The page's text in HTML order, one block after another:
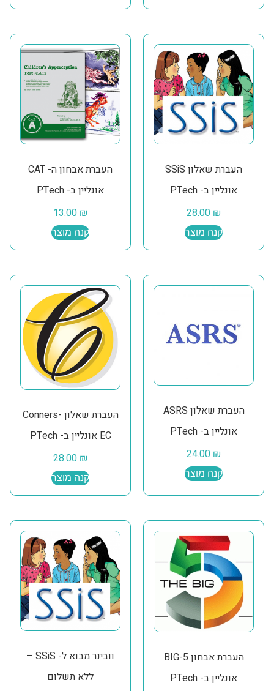
העברת שאלון SSiS
אונליין ב- PTech
28.00 ₪
קנה מוצר
העברת אבחון ה- CAT
אונליין ב- PTech
13.00 ₪
קנה מוצר
העברת שאלון ASRS
אונליין ב- PTech
24.00 ₪
קנה מוצר
העברת שאלון Conners-
EC אונליין ב- PTech
28.00 ₪
קנה מוצר
העברת אבחון BIG-5
אונליין ב- PTech
וובינר מבוא ל- SSiS –
ללא תשלום